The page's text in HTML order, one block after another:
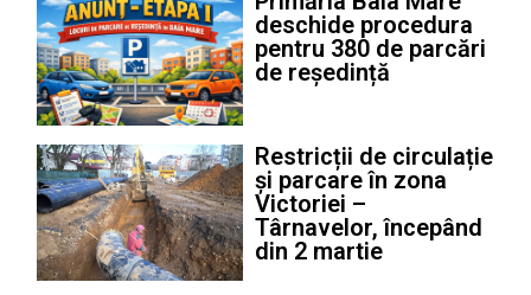
deschide procedura
pentru 380 de parcări
de reședință
Restricții de circulație
și parcare în zona
Victoriei –
Târnavelor, începând
din 2 martie